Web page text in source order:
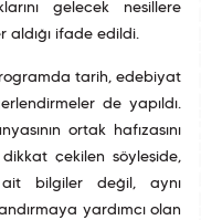
gelecek nesillere
aldığı ifade edildi.
tarih, edebiyat
de yapıldı.
ortak hafızasını
çekilen söyleşide,
ait bilgiler değil, aynı
yardımcı olan